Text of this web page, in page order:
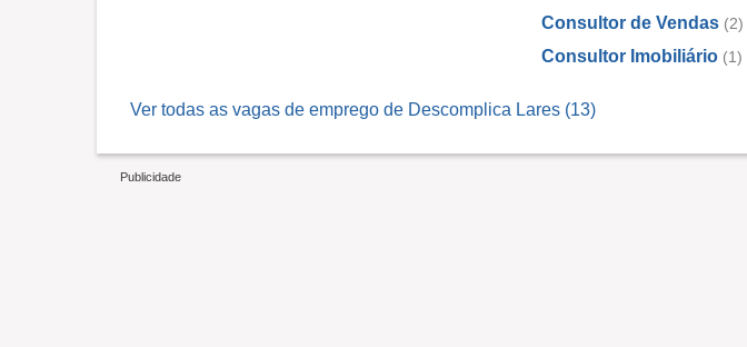
Consultor de Vendas (2)
Consultor Imobiliário (1)
Ver todas as vagas de emprego de Descomplica Lares (13)